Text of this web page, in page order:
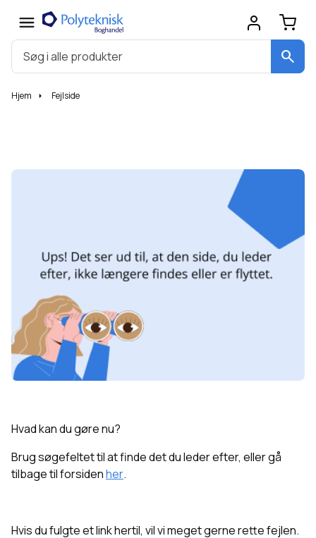
search
Hjem Fejlside
Hvad kan du gøre nu?
Brug søgefeltet til at finde det du leder efter, eller gå
tilbage til forsidenher.
Hvis du fulgte et link hertil, vil vi meget gerne rette fejlen.